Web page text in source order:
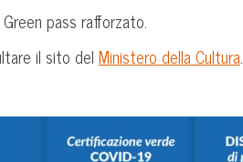
pass rafforzato.
il sito del Ministero della Cultura.